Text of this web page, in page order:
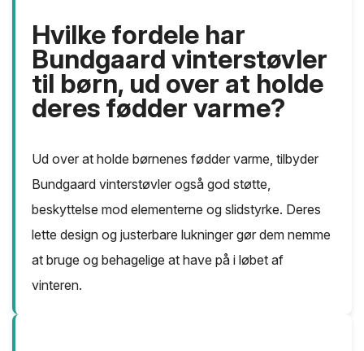
Hvilke fordele har
Bundgaard vinterstøvler
til børn, ud over at holde
deres fødder varme?
Ud over at holde børnenes fødder varme, tilbyder
Bundgaard vinterstøvler også god støtte,
beskyttelse mod elementerne og slidstyrke. Deres
lette design og justerbare lukninger gør dem nemme
at bruge og behagelige at have på i løbet af
vinteren.